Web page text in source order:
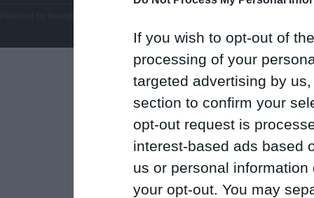
If you wish to opt-out of
processing of your
targeted advertising by
section to confirm your
opt-out request is
interest-based ads based
us or personal
your opt-out. You may